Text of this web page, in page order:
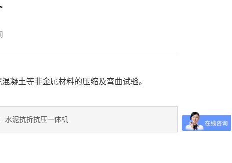
凝土等非金属材料的压缩及弯曲试验。
水泥抗折抗压一体机